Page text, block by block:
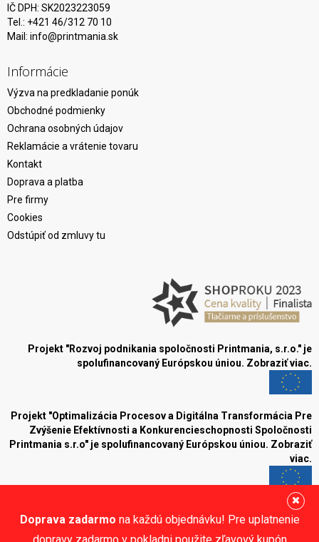
Doprava zadarmo na každú objednávku! Pre uplatnenie
IČ DPH: SK2023223059
Tel.: +421 46/312 70 10
Mail: info@printmania.sk
Informácie
Výzva na predkladanie ponúk
Obchodné podmienky
Ochrana osobných údajov
Reklamácie a vrátenie tovaru
Kontakt
Doprava a platba
Pre firmy
Cookies
Odstúpiť od zmluvy tu
Projekt "Rozvoj podnikania spoločnosti Printmania, s.r.o." je
spolufinancovaný Európskou úniou. Zobraziť viac.
Projekt "Optimalizácia Procesov a Digitálna Transformácia Pre
Zvýšenie Efektívnosti a Konkurencieschopnosti Spoločnosti
Printmania s.r.o" je spolufinancovaný Európskou úniou. Zobraziť
viac.
Blog